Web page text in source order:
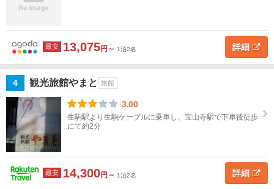
探
兵
奈
奈
良
す
べ
て
奈
良
最安 13,075円～ 1泊2名 詳細
4 観光旅館やまと 旅館
3.00
生駒駅より生駒ケーブルに乗車し、宝山寺駅で下車後徒歩
にて約2分
最安 14,300円～ 1泊2名 詳細